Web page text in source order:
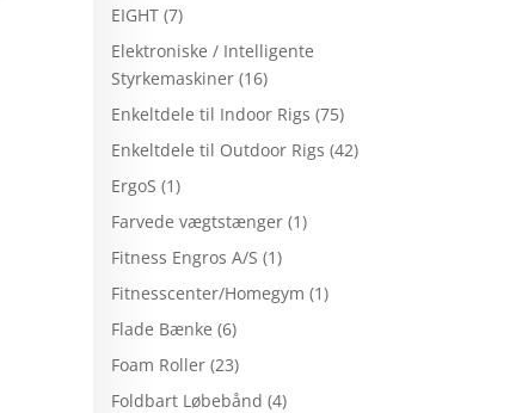
EIGHT (7)
Elektroniske / Intelligente
Styrkemaskiner (16)
Enkeltdele til Indoor Rigs (75)
Enkeltdele til Outdoor Rigs (42)
ErgoS (1)
Farvede vægtstænger (1)
Fitness Engros A/S (1)
Fitnesscenter/Homegym (1)
Flade Bænke (6)
Foam Roller (23)
Foldbart Løbebånd (4)